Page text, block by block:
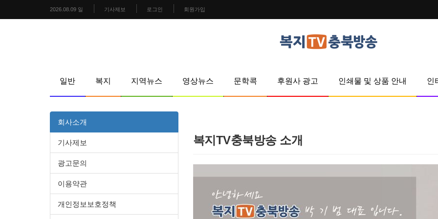
2026.08.09 일 기사제보 로그인 회원가입
일반 복지 지역뉴스 영상뉴스 문학콕 후원사 광고 인쇄물 및 상품 안내 인
회사소개
기사제보
광고문의
이용약관
개인정보보호정책
복지TV충북방송 소개